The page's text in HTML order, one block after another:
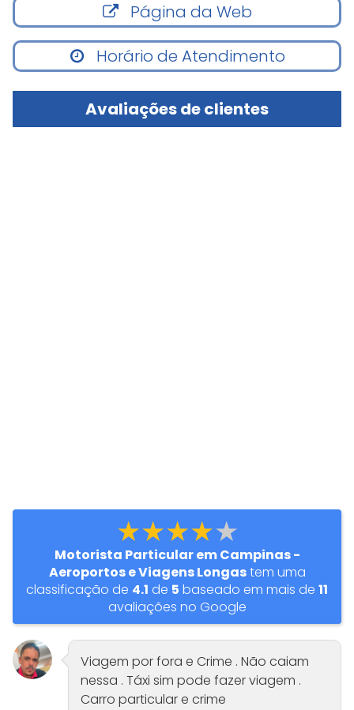
Página da Web
Horário de Atendimento
Avaliações de clientes
★★★★★
Motorista Particular em Campinas -
Aeroportos e Viagens Longastem uma
classificação de 4.1 de 5 baseado em mais de 11
avaliações no Google
Viagem por fora e Crime . Não caiam
nessa . Táxi sim pode fazer viagem .
Carro particular e crime